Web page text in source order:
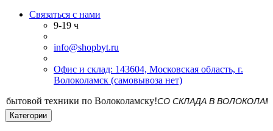
Связаться с нами
9-19 ч
info@shopbyt.ru
Офис и склад: 143604, Московская область, г.
Волоколамск (самовывоза нет)
СО СКЛАДА В ВОЛОКОЛАМСКЕ!
Категории